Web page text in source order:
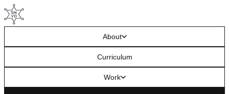
About
Curriculum
Work